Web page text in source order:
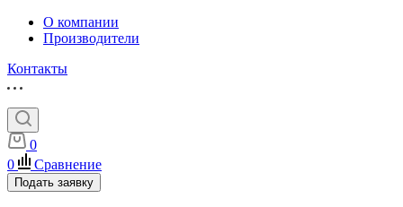
О компании
Производители
Контакты
0
0
Сравнение
Подать заявку